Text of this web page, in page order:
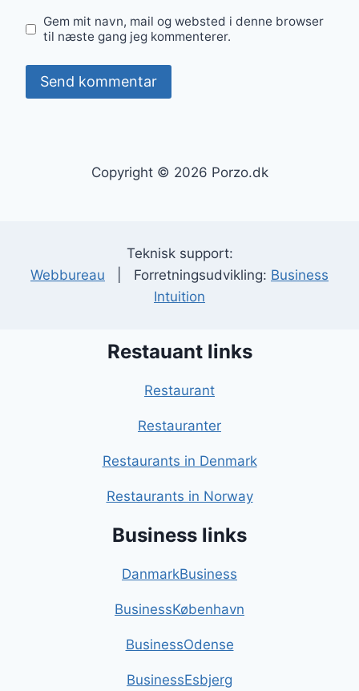
Gem mit navn, mail og websted i denne browser
til næste gang jeg kommenterer.
Copyright © 2026 Porzo.dk
Teknisk support:
Webbureau | Forretningsudvikling: Business
Intuition
Restauant links
Restaurant
Restauranter
Restaurants in Denmark
Restaurants in Norway
Business links
DanmarkBusiness
BusinessKøbenhavn
BusinessOdense
BusinessEsbjerg